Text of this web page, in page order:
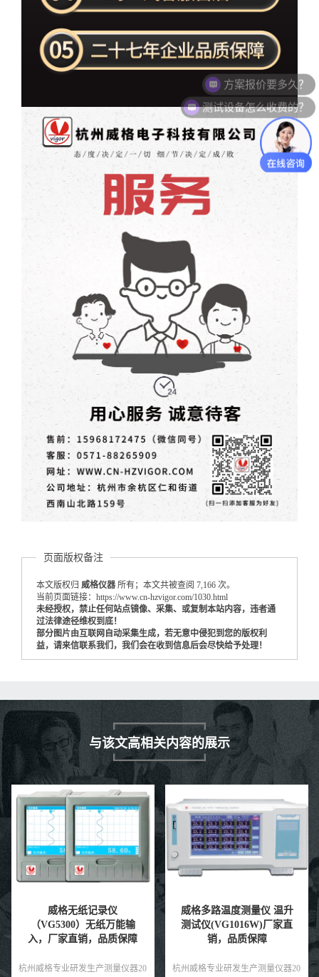
页面版权备注
本文版权归 威格仪器 所有；本文共被查阅 7,166 次。
当前页面链接：https://www.cn-hzvigor.com/1030.html
未经授权，禁止任何站点镜像、采集、或复制本站内容，违者通
过法律途径维权到底！
部分图片由互联网自动采集生成，若无意中侵犯到您的版权利
益，请来信联系我们，我们会在收到信息后会尽快给予处理！
与该文高相关内容的展示
威格多路温度测量仪 温升
测试仪(VG1016W)厂家直
销，品质保障
杭州威格专业研发生产测量仪器20
新能源电动汽车空调压缩
机电机综合性能试验台 特
性测试试验
杭州威格专业研发生产底盘测功机
测试设备怎么收费的？